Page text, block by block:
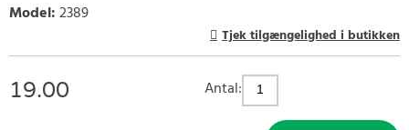
Model:2389
Tjek tilgængelighed i butikken
19.00 Antal: